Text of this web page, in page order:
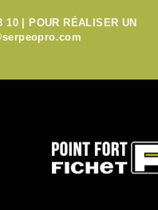
10 | POUR RÉALISER UN